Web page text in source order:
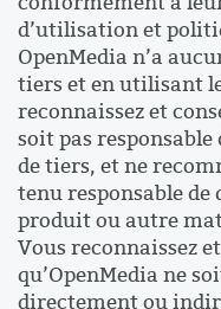
d’utilisation et
OpenMedia n’a
tiers et en utilisant
reconnaissez et
soit pas
de tiers, et ne
tenu responsable
produit ou autre
Vous reconnaissez
qu’OpenMedia ne
directement ou